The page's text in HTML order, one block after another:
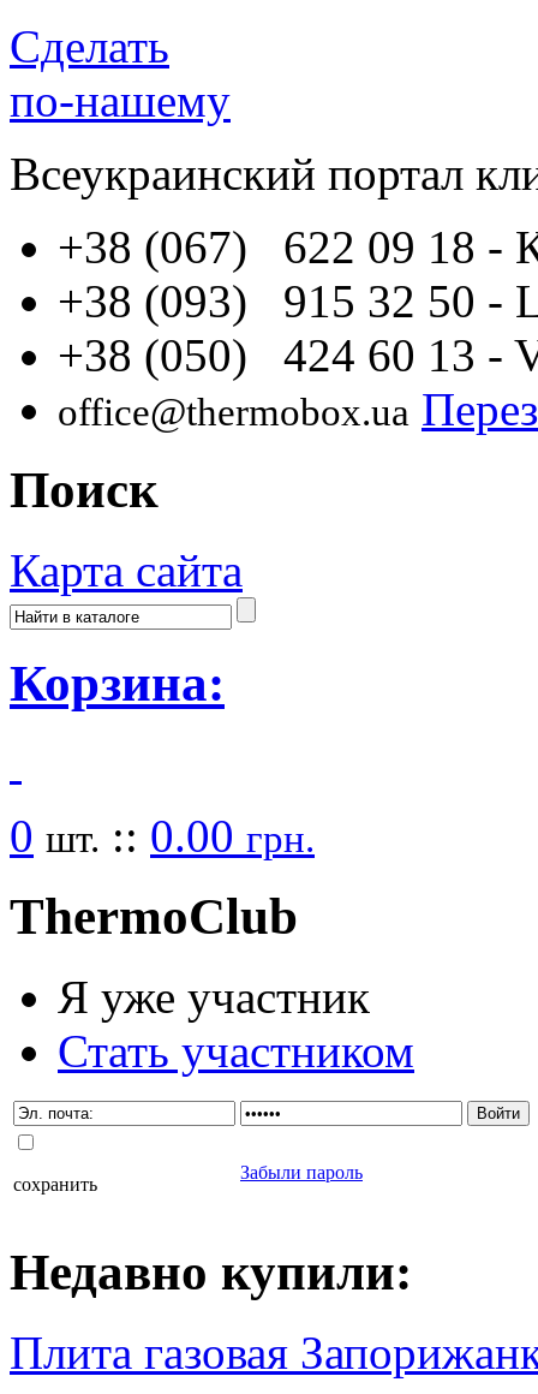
Сделать
по-нашему
Всеукраинский портал
+38 (067) 622 09 18 -
+38 (093) 915 32 50 -
+38 (050) 424 60 13 -
office@thermobox.ua
Поиск
Карта сайта
Корзина:
0 шт. :: 0.00 грн.
ThermoClub
Я уже участник
Стать участником
сохранить
Забыли пароль
Недавно купили:
Плита газовая